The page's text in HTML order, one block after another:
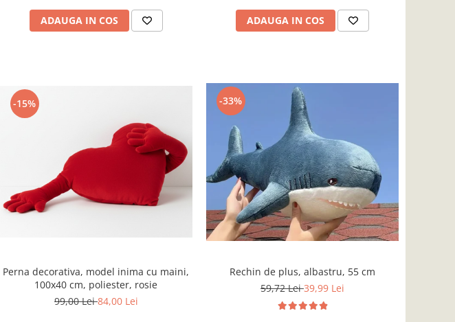
ADAUGA IN COS ADAUGA IN COS
-15%
Perna decorativa, model inima cu maini,
100x40 cm, poliester, rosie
99,00 Lei84,00 Lei
-33%
Rechin de plus, albastru, 55 cm
59,72 Lei39,99 Lei